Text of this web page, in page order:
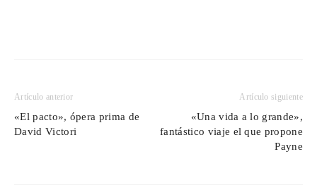
Artículo anterior
«El pacto», ópera prima de
David Victori
Artículo siguiente
«Una vida a lo grande»,
fantástico viaje el que propone
Payne